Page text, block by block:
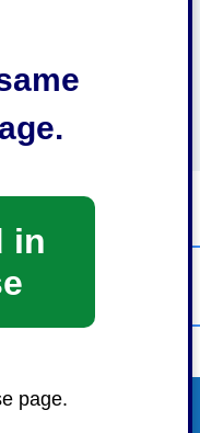
in
page.
カレンダーを表示